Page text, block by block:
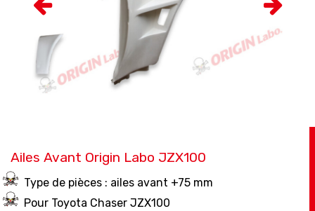
Ailes Avant Origin Labo JZX100
Type de pièces : ailes avant +75 mm
Pour Toyota Chaser JZX100